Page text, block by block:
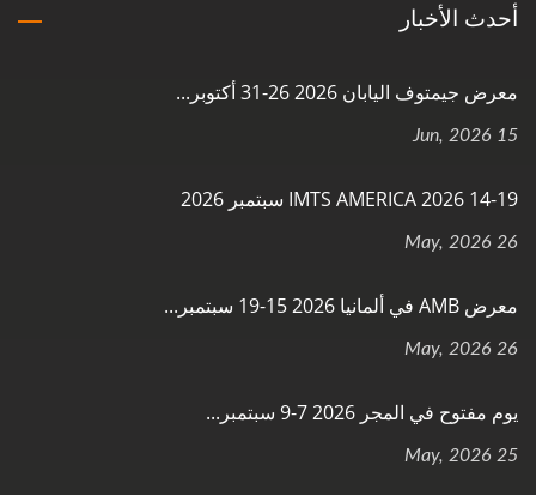
أحدث الأخبار
معرض جيمتوف اليابان 2026 26-31 أكتوبر...
15 Jun, 2026
IMTS AMERICA 2026 14-19 سبتمبر 2026
26 May, 2026
معرض AMB في ألمانيا 2026 15-19 سبتمبر...
26 May, 2026
يوم مفتوح في المجر 2026 7-9 سبتمبر...
25 May, 2026